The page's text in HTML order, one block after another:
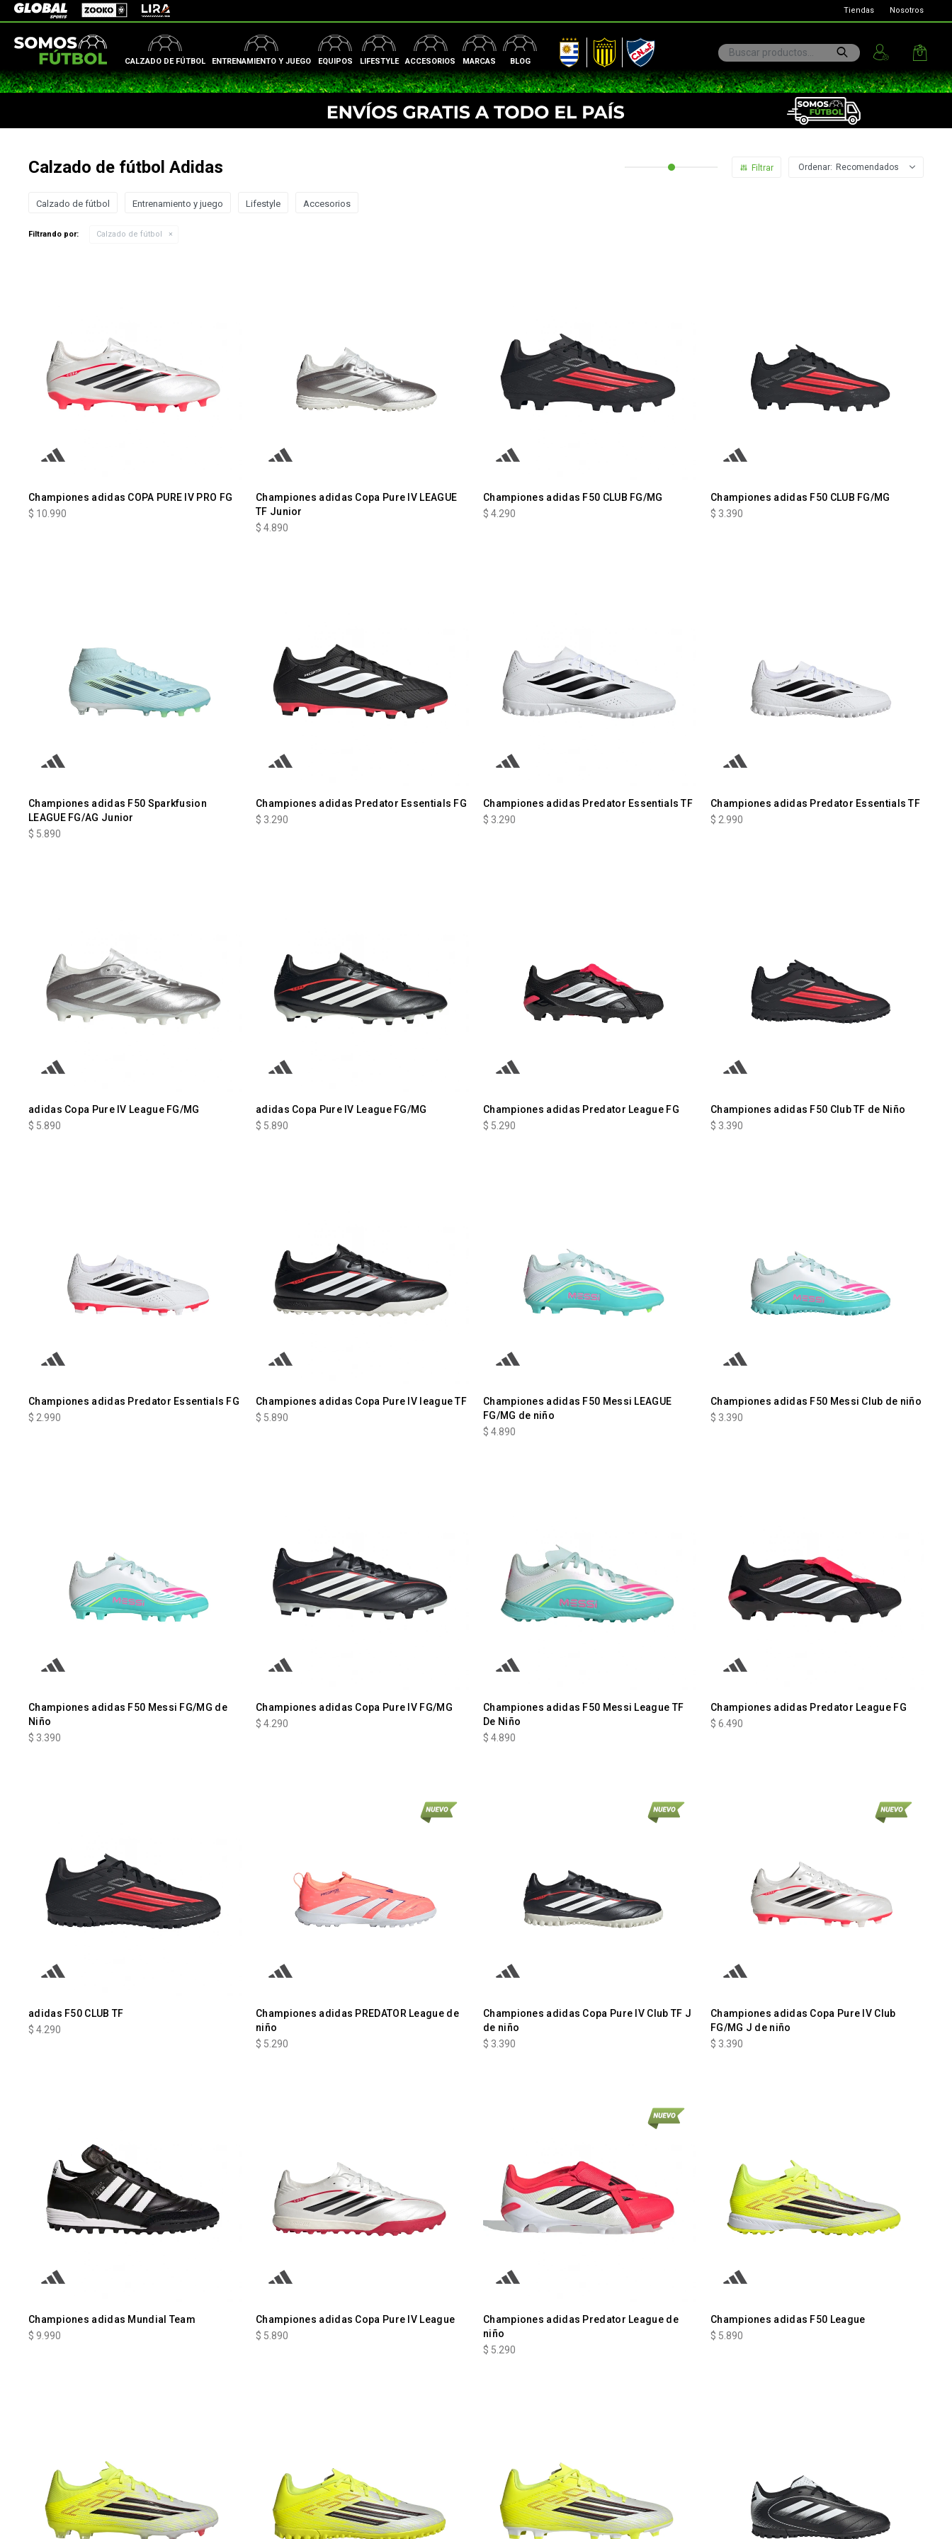
CALZADO DE FÚTBOL ENTRENAMIENTO Y JUEGO EQUIPOS LIFESTYLE ACCESORIOS MARCAS BLOG
AUF Peñarol Nacional
Global Sports Zooko Lira Tiendas Nosotros
Calzado de fútbol Adidas Recomendados
Calzado de fútbol Entrenamiento y juego Lifestyle Accesorios
Filtrando por: Calzado de fútbol
Championes adidas COPA PURE IV PRO FG
$ 10.990
Championes adidas Copa Pure IV LEAGUE
TF Junior
$ 4.890
Championes adidas F50 CLUB FG/MG
$ 4.290
Championes adidas F50 CLUB FG/MG
$ 3.390
Championes adidas F50 Sparkfusion
LEAGUE FG/AG Junior
$ 5.890
Championes adidas Predator Essentials FG
$ 3.290
Championes adidas Predator Essentials TF
$ 3.290
Championes adidas Predator Essentials TF
$ 2.990
adidas Copa Pure IV League FG/MG
$ 5.890
adidas Copa Pure IV League FG/MG
$ 5.890
Championes adidas Predator League FG
$ 5.290
Championes adidas F50 Club TF de Niño
$ 3.390
Championes adidas Predator Essentials FG
$ 2.990
Championes adidas Copa Pure IV league TF
$ 5.890
Championes adidas F50 Messi LEAGUE
FG/MG de niño
$ 4.890
Championes adidas F50 Messi Club de niño
$ 3.390
Championes adidas F50 Messi FG/MG de
Niño
$ 3.390
Championes adidas Copa Pure IV FG/MG
$ 4.290
Championes adidas F50 Messi League TF
De Niño
$ 4.890
Championes adidas Predator League FG
$ 6.490
adidas F50 CLUB TF
$ 4.290
Championes adidas PREDATOR League de
niño
$ 5.290
Championes adidas Copa Pure IV Club TF J
de niño
$ 3.390
Championes adidas Copa Pure IV Club
FG/MG J de niño
$ 3.390
Championes adidas Mundial Team
$ 9.990
Championes adidas Copa Pure IV League
$ 5.890
Championes adidas Predator League de
niño
$ 5.290
Championes adidas F50 League
$ 5.890